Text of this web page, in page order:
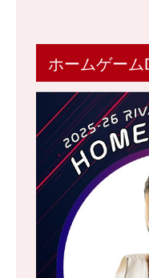
ホームゲーム